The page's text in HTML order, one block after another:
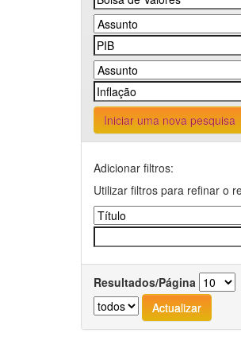
Iniciar uma nova pesquisa
Adicionar filtros:
Utilizar filtros para refinar o
Resultados/Página